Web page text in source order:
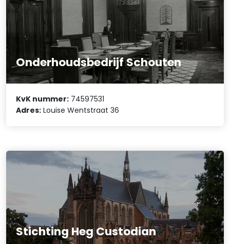
Onderhoudsbedrijf Schouten
KvK nummer: 74597531
Adres: Louise Wentstraat 36
Stichting Heg Custodian